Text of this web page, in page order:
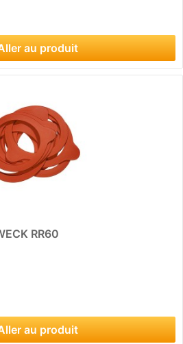
au produit
RR60
au produit